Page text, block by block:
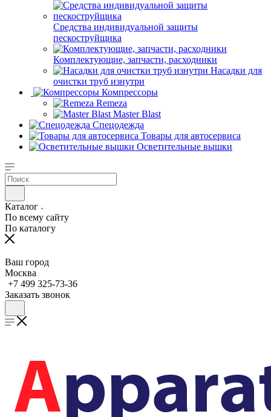
Средства индивидуальной защиты
пескоструйщика
Комплектующие, запчасти, расходники
Насадки для
очистки труб изнутри
Компрессоры
Remeza
Master Blast
Спецодежда
Товары для автосервиса
Осветительные вышки
Каталог
По всему сайту
По каталогу
Ваш город
Москва
+7 499 325-73-36
Заказать звонок